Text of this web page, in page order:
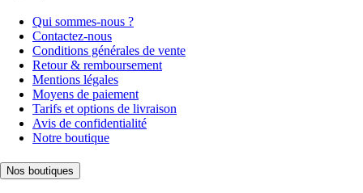
Qui sommes-nous ?
Contactez-nous
Conditions générales de vente
Retour & remboursement
Mentions légales
Moyens de paiement
Tarifs et options de livraison
Avis de confidentialité
Notre boutique
Nos boutiques